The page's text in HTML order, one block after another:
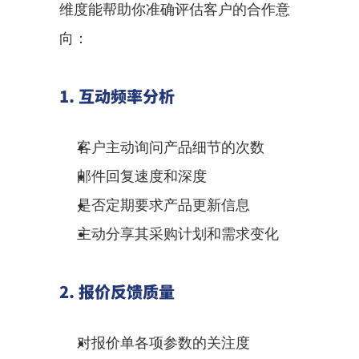
维度能帮助你准确评估客户的合作意
向：
1. 互动频率分析
客户主动询问产品细节的次数
邮件回复速度和深度
是否定期要求产品更新信息
主动分享其采购计划和需求变化
2. 报价反馈质量
对报价单各项参数的关注度